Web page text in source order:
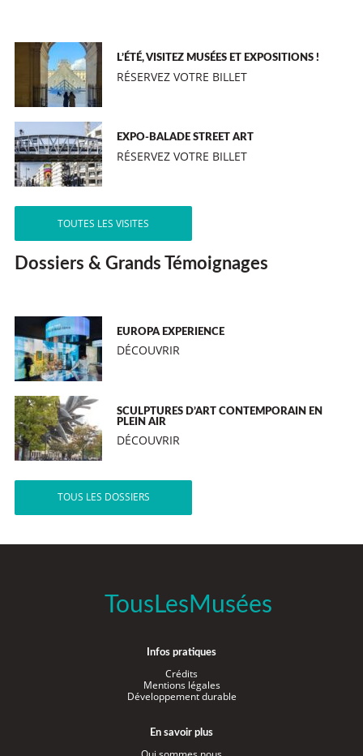
L’ÉTÉ, VISITEZ MUSÉES ET EXPOSITIONS !
RÉSERVEZ VOTRE BILLET
EXPO-BALADE STREET ART
RÉSERVEZ VOTRE BILLET
TOUTES LES VISITES
Dossiers & Grands Témoignages
EUROPA EXPERIENCE
DÉCOUVRIR
SCULPTURES D’ART CONTEMPORAIN EN
PLEIN AIR
DÉCOUVRIR
TOUS LES DOSSIERS
TousLesMusées
Infos pratiques
Crédits
Mentions légales
Développement durable
En savoir plus